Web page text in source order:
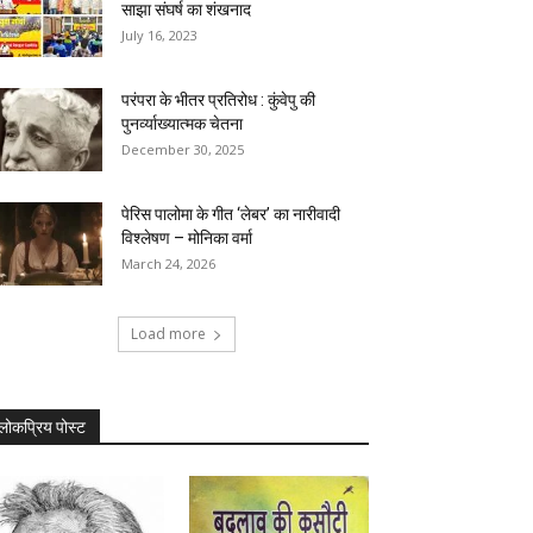
साझा संघर्ष का शंखनाद
July 16, 2023
परंपरा के भीतर प्रतिरोध : कुंवेपु की
पुनर्व्याख्यात्मक चेतना
December 30, 2025
पेरिस पालोमा के गीत ‘लेबर’ का नारीवादी
विश्लेषण – मोनिका वर्मा
March 24, 2026
Load more
पोस्ट